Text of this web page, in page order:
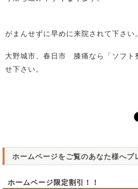
がまんせずに早めに来院されて下さい。
大野城市、春日市 膝痛なら「ソフト
せ下さい。
ホームページをご覧のあなた様へプ
ホームページ限定割引！！